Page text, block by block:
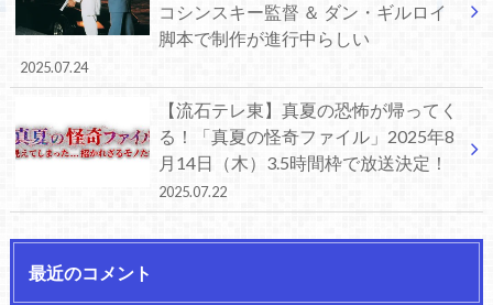
コシンスキー監督 ＆ ダン・ギルロイ
脚本で制作が進行中らしい
2025.07.24
【流石テレ東】真夏の恐怖が帰ってく
る！「真夏の怪奇ファイル」2025年8
月14日（木）3.5時間枠で放送決定！
2025.07.22
最近のコメント